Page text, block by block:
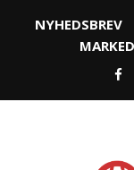
NYHEDSBREV